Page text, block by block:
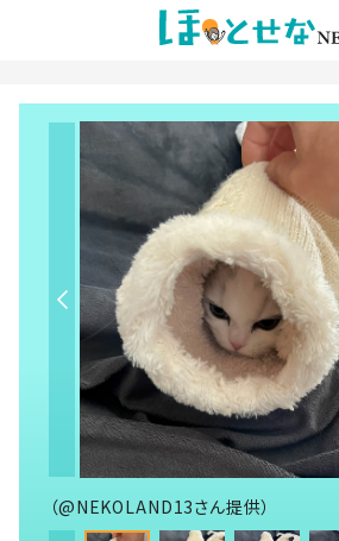
（@NEKOLAND13さん提供）